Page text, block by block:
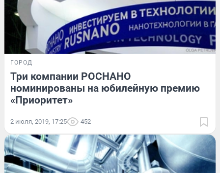
ГОРОД
Три компании РОСНАНО
номинированы на юбилейную премию
«Приоритет»
2 июля, 2019, 17:25 452